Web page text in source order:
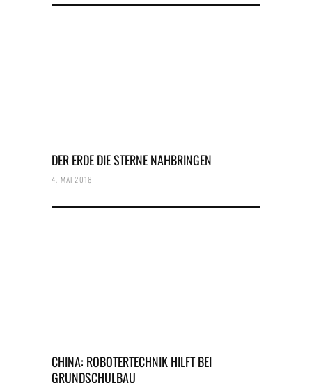
DER ERDE DIE STERNE NAHBRINGEN
4. MAI 2018
CHINA: ROBOTERTECHNIK HILFT BEI
GRUNDSCHULBAU